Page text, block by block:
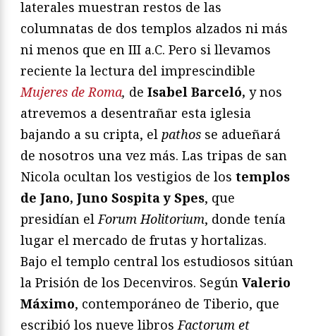
laterales muestran restos de las
columnatas de dos templos alzados ni más
ni menos que en III a.C. Pero si llevamos
reciente la lectura del imprescindible
Mujeres de Roma, de Isabel Barceló, y nos
atrevemos a desentrañar esta iglesia
bajando a su cripta, el pathos se adueñará
de nosotros una vez más. Las tripas de san
Nicola ocultan los vestigios de los templos
de Jano, Juno Sospita y Spes, que
presidían el Forum Holitorium, donde tenía
lugar el mercado de frutas y hortalizas.
Bajo el templo central los estudiosos sitúan
la Prisión de los Decenviros. Según Valerio
Máximo, contemporáneo de Tiberio, que
escribió los nueve libros Factorum et